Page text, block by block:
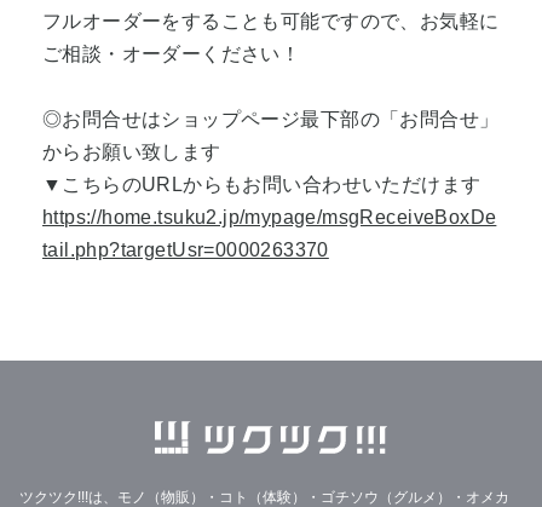
フルオーダーをすることも可能ですので、お気軽に
ご相談・オーダーください！
◎お問合せはショップページ最下部の「お問合せ」
からお願い致します
▼こちらのURLからもお問い合わせいただけます
https://home.tsuku2.jp/mypage/msgReceiveBoxDe
tail.php?targetUsr=0000263370
ツクツク!!!は、モノ（物販）・コト（体験）・ゴチソウ（グルメ）・オメカ